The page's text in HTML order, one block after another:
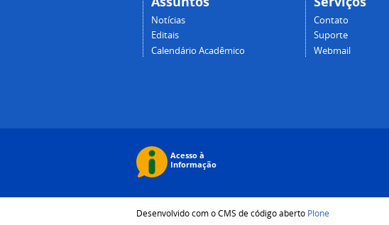
Notícias
Editais
Calendário Acadêmico
Contato
Suporte
Webmail
Desenvolvido com o CMS de código aberto Plone